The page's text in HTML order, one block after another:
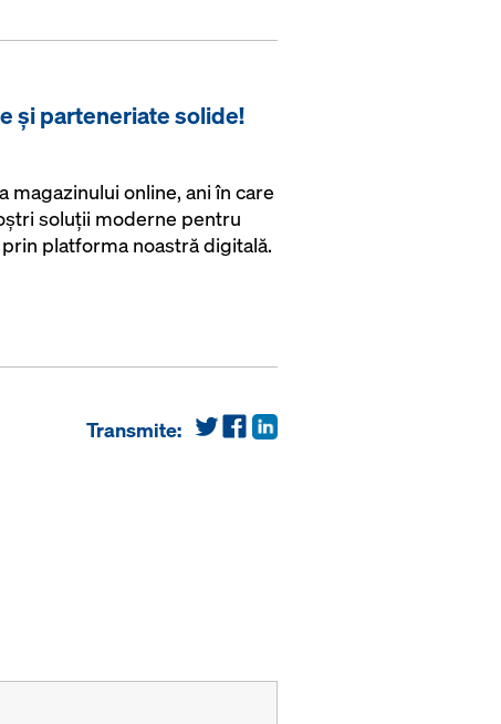
și parteneriate solide!
magazinului online, ani în care
soluții moderne pentru
platforma noastră digitală.
Transmite: